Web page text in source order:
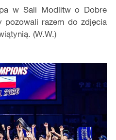
w Sali Modlitw o Dobre
pozowali razem do zdjęcia
(W.W.)